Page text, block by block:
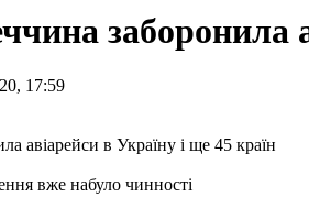
заборонила
17:59
вже набуло чинності